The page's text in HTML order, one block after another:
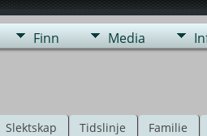
Finn Media
Slektskap Tidslinje Familie